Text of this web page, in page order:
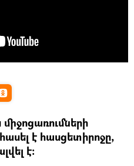
է հասցետիրոջը,
է։